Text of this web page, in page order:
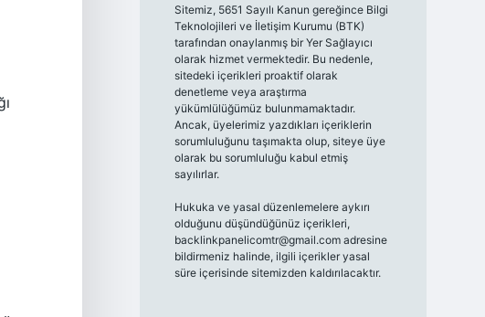
Sitemiz, 5651 Sayılı Kanun gereğince Bilgi
Teknolojileri ve İletişim Kurumu (BTK)
tarafından onaylanmış bir Yer Sağlayıcı
olarak hizmet vermektedir. Bu nedenle,
sitedeki içerikleri proaktif olarak
denetleme veya araştırma
yükümlülüğümüz bulunmamaktadır.
Ancak, üyelerimiz yazdıkları içeriklerin
sorumluluğunu taşımakta olup, siteye üye
olarak bu sorumluluğu kabul etmiş
sayılırlar.
Hukuka ve yasal düzenlemelere aykırı
olduğunu düşündüğünüz içerikleri,
backlinkpanelicomtr@gmail.comadresine
bildirmeniz halinde, ilgili içerikler yasal
süre içerisinde sitemizden kaldırılacaktır.